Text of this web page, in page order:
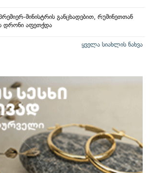
მინისტრის განცხადებით, რუმინეთთან
დრონი აფეთქდა
ყველა სიახლის ნახვა